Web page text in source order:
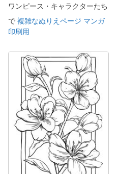
ワンピース・キャラクターたち
で 複雑なぬりえページ マンガ
印刷用